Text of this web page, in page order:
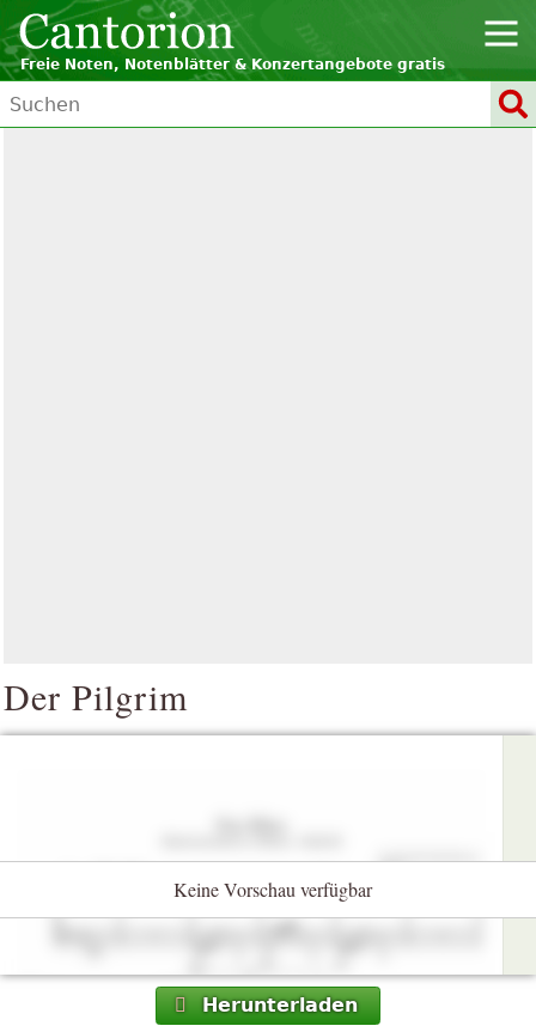
Freie Noten, Notenblätter & Konzertangebote gratis
Der Pilgrim
Keine Vorschau verfügbar
Herunterladen